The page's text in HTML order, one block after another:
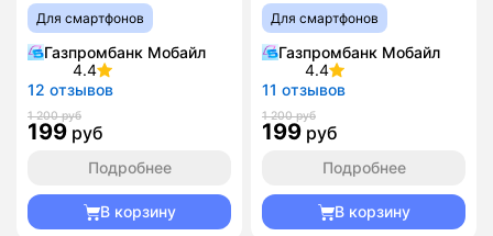
Для смартфонов
Газпромбанк Мобайл
4.4
12 отзывов
1 200 руб
199 руб
Подробнее
В корзину
Для смартфонов
Газпромбанк Мобайл
4.4
11 отзывов
1 200 руб
199 руб
Подробнее
В корзину